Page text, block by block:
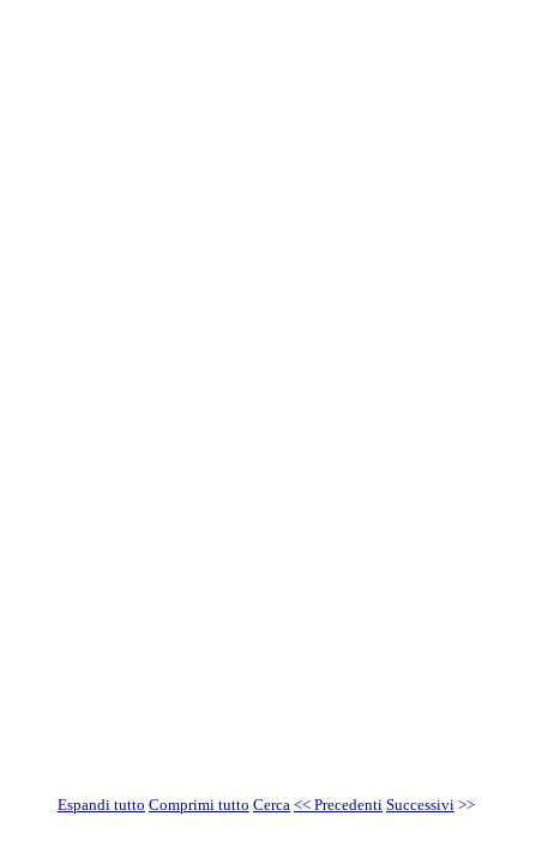
Espandi tutto Comprimi tutto Cerca << Precedenti Successivi >>